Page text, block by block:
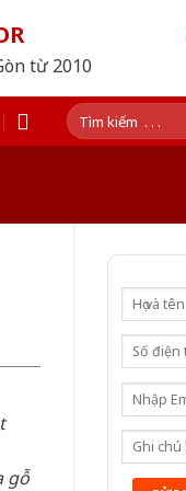
từ 2010
Tìm
kiếm:
gỗ